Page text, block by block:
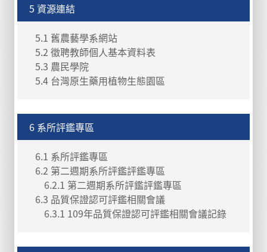
5 資源連結
5.1 舊農藝學系網站
5.2 徵聘教師個人基本資料表
5.3 農民學院
5.4 台灣原生藥用植物生態園區
6 系所評鑑專區
6.1 系所評鑑專區
6.2 第二週期系所評鑑評鑑專區
6.2.1 第二週期系所評鑑評鑑專區
6.3 品質保證認可評鑑相關會議
6.3.1 109年品質保證認可評鑑相關會議記錄